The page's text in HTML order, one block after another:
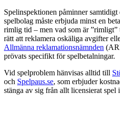
Spelinspektionen påminner
spelbolag måste erbjuda minst en
rimlig tid – men vad som är
rätt att reklamera oskäliga avgifter
Allmänna reklamationsnämnden
prövats specifikt för spelbetalningar.
Vid spelproblem hänvisas alltid till
och Spelpaus.se, som erbjuder
stänga av sig från allt licensierat spel